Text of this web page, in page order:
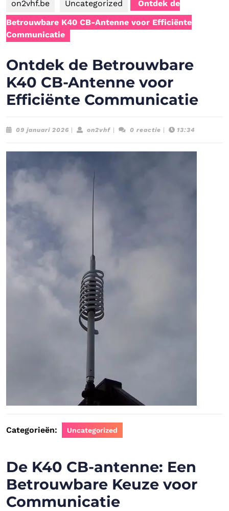
on2vhf.be Uncategorized
Ontdek de
Betrouwbare K40 CB-Antenne voor Efficiënte
Communicatie
Ontdek de Betrouwbare
K40 CB-Antenne voor
Efficiënte Communicatie
09 januari 2026 09
on2vhfon2vhf0 reactie 13:34
Categorieën: Uncategorized
De K40 CB-antenne: Een
Betrouwbare Keuze voor
Communicatie